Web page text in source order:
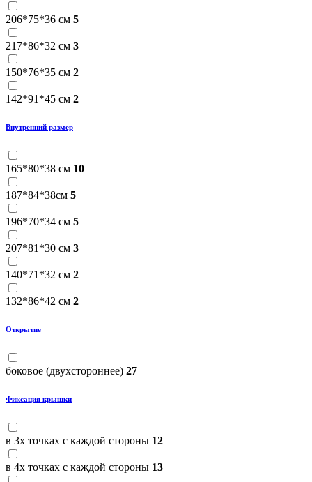
206*75*36 см 5
217*86*32 см 3
150*76*35 см 2
142*91*45 см 2
Внутренний размер
165*80*38 см 10
187*84*38см 5
196*70*34 см 5
207*81*30 см 3
140*71*32 см 2
132*86*42 см 2
Открытие
боковое (двухстороннее) 27
Фиксация крышки
в 3х точках с каждой стороны 12
в 4х точках с каждой стороны 13